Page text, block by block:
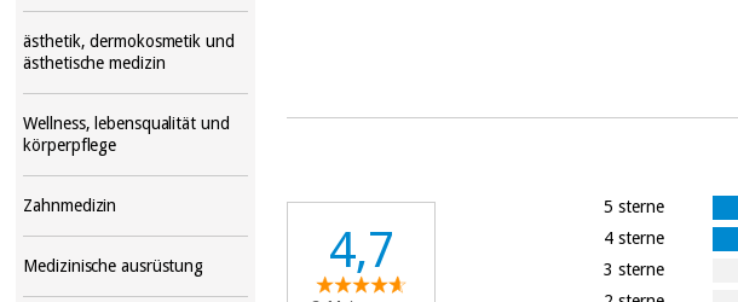
ästhetik, dermokosmetik und
ästhetische medizin
Wellness, lebensqualität und
körperpflege
Zahnmedizin
Medizinische ausrüstung 4,7
5 sterne
4 sterne
3 sterne